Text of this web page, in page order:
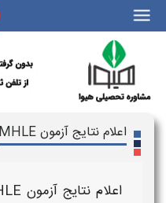
|||
اعلام نتایج آزمون MHLE
اعلام نتایج آزمون MHLE